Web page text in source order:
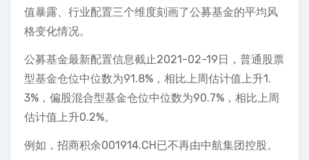
值暴露、行业配置三个维度刻画了公募基金的平均风
格变化情况。
公募基金最新配置信息截止2021-02-19日，普通股票
型基金仓位中位数为91.8%，相比上周估计值上升1.
3%，偏股混合型基金仓位中位数为90.7%，相比上周
估计值上升0.2%。
例如，招商积余001914.CH已不再由中航集团控股。